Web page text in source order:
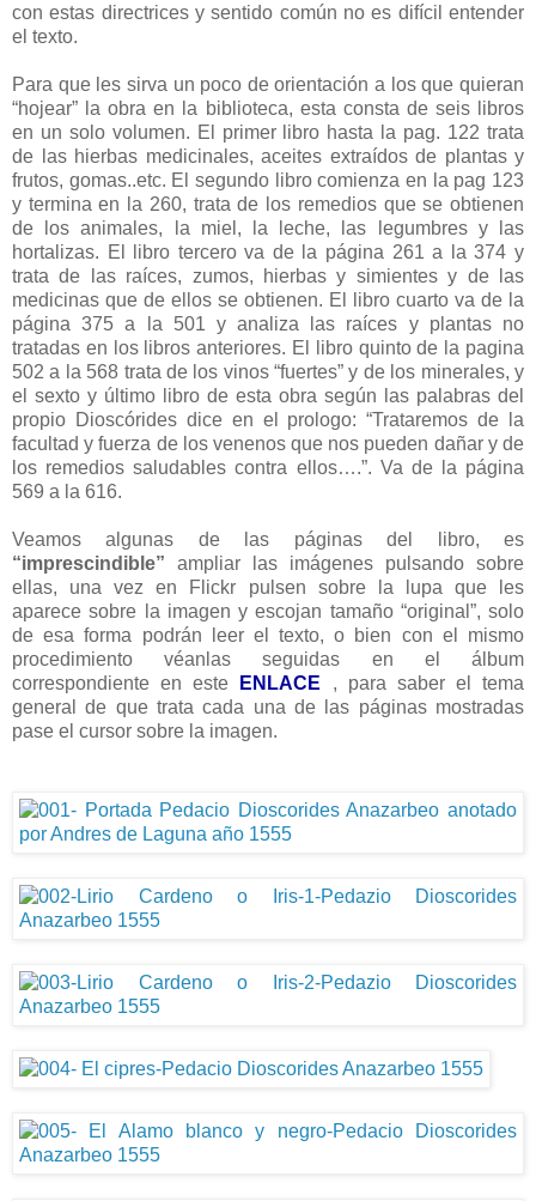
con estas directrices y sentido común no es difícil entender
el texto.
Para que les sirva un poco de orientación a los que quieran
“hojear” la obra en la biblioteca, esta consta de seis libros
en un solo volumen. El primer libro hasta la pag. 122 trata
de las hierbas medicinales, aceites extraídos de plantas y
frutos, gomas..etc. El segundo libro comienza en la pag 123
y termina en la 260, trata de los remedios que se obtienen
de los animales, la miel, la leche, las legumbres y las
hortalizas. El libro tercero va de la página 261 a la 374 y
trata de las raíces, zumos, hierbas y simientes y de las
medicinas que de ellos se obtienen. El libro cuarto va de la
página 375 a la 501 y analiza las raíces y plantas no
tratadas en los libros anteriores. El libro quinto de la pagina
502 a la 568 trata de los vinos “fuertes” y de los minerales, y
el sexto y último libro de esta obra según las palabras del
propio Dioscórides dice en el prologo: “Trataremos de la
facultad y fuerza de los venenos que nos pueden dañar y de
los remedios saludables contra ellos….”. Va de la página
569 a la 616.
Veamos algunas de las páginas del libro, es
“imprescindible” ampliar las imágenes pulsando sobre
ellas, una vez en Flickr pulsen sobre la lupa que les
aparece sobre la imagen y escojan tamaño “original”, solo
de esa forma podrán leer el texto, o bien con el mismo
procedimiento véanlas seguidas en el álbum
correspondiente en este
ENLACE , para saber el tema
general de que trata cada una de las páginas mostradas
pase el cursor sobre la imagen.